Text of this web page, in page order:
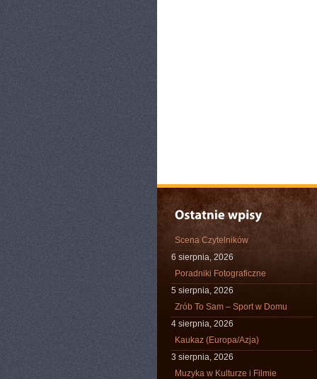
Scena Czytelników
6 sierpnia, 2026
Poradniki Fotograficzne
5 sierpnia, 2026
Zrób To Sam – Sport w Domu
4 sierpnia, 2026
Kaukaz (Europa/Azja)
3 sierpnia, 2026
Muzyka w Kulturze i Filmie